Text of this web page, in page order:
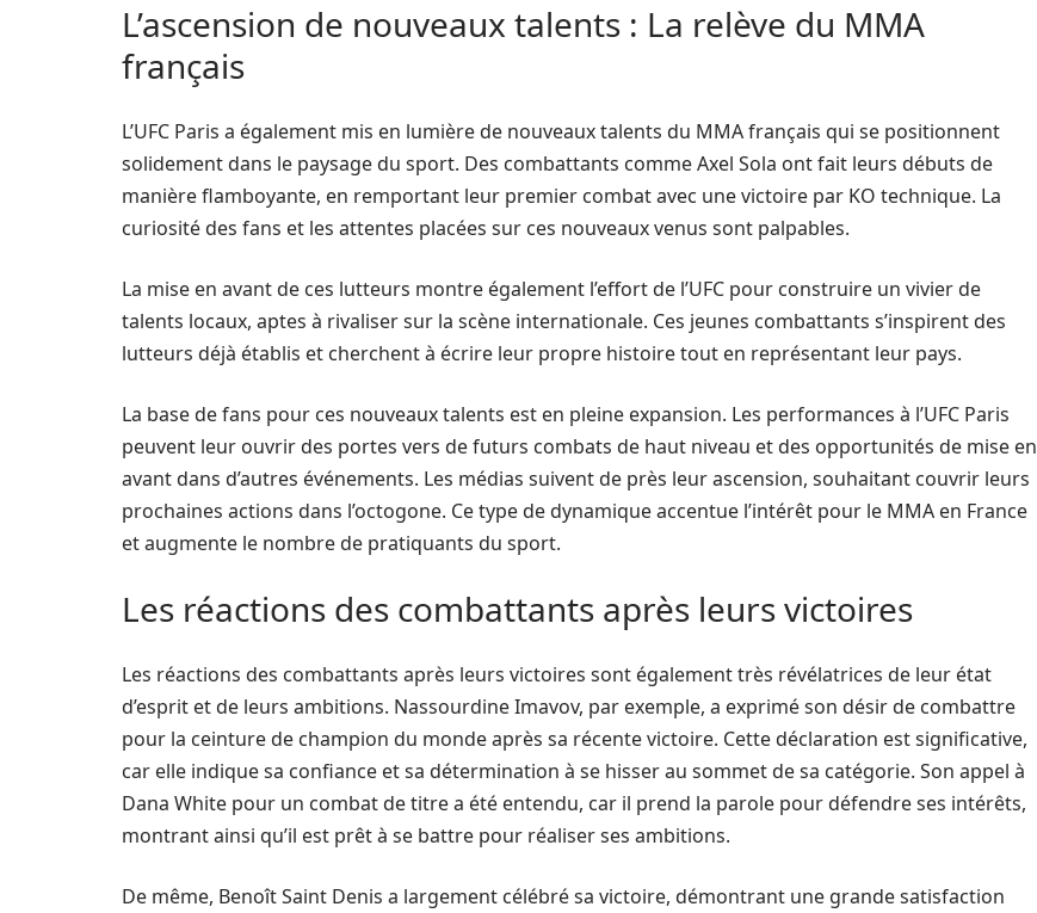
L’ascension de nouveaux talents : La relève du MMA
français
L’UFC Paris a également mis en lumière de nouveaux talents du MMA français qui se positionnent
solidement dans le paysage du sport. Des combattants comme Axel Sola ont fait leurs débuts de
manière flamboyante, en remportant leur premier combat avec une victoire par KO technique. La
curiosité des fans et les attentes placées sur ces nouveaux venus sont palpables.
La mise en avant de ces lutteurs montre également l’effort de l’UFC pour construire un vivier de
talents locaux, aptes à rivaliser sur la scène internationale. Ces jeunes combattants s’inspirent des
lutteurs déjà établis et cherchent à écrire leur propre histoire tout en représentant leur pays.
La base de fans pour ces nouveaux talents est en pleine expansion. Les performances à l’UFC Paris
peuvent leur ouvrir des portes vers de futurs combats de haut niveau et des opportunités de mise en
avant dans d’autres événements. Les médias suivent de près leur ascension, souhaitant couvrir leurs
prochaines actions dans l’octogone. Ce type de dynamique accentue l’intérêt pour le MMA en France
et augmente le nombre de pratiquants du sport.
Les réactions des combattants après leurs victoires
Les réactions des combattants après leurs victoires sont également très révélatrices de leur état
d’esprit et de leurs ambitions. Nassourdine Imavov, par exemple, a exprimé son désir de combattre
pour la ceinture de champion du monde après sa récente victoire. Cette déclaration est significative,
car elle indique sa confiance et sa détermination à se hisser au sommet de sa catégorie. Son appel à
Dana White pour un combat de titre a été entendu, car il prend la parole pour défendre ses intérêts,
montrant ainsi qu’il est prêt à se battre pour réaliser ses ambitions.
De même, Benoît Saint Denis a largement célébré sa victoire, démontrant une grande satisfaction